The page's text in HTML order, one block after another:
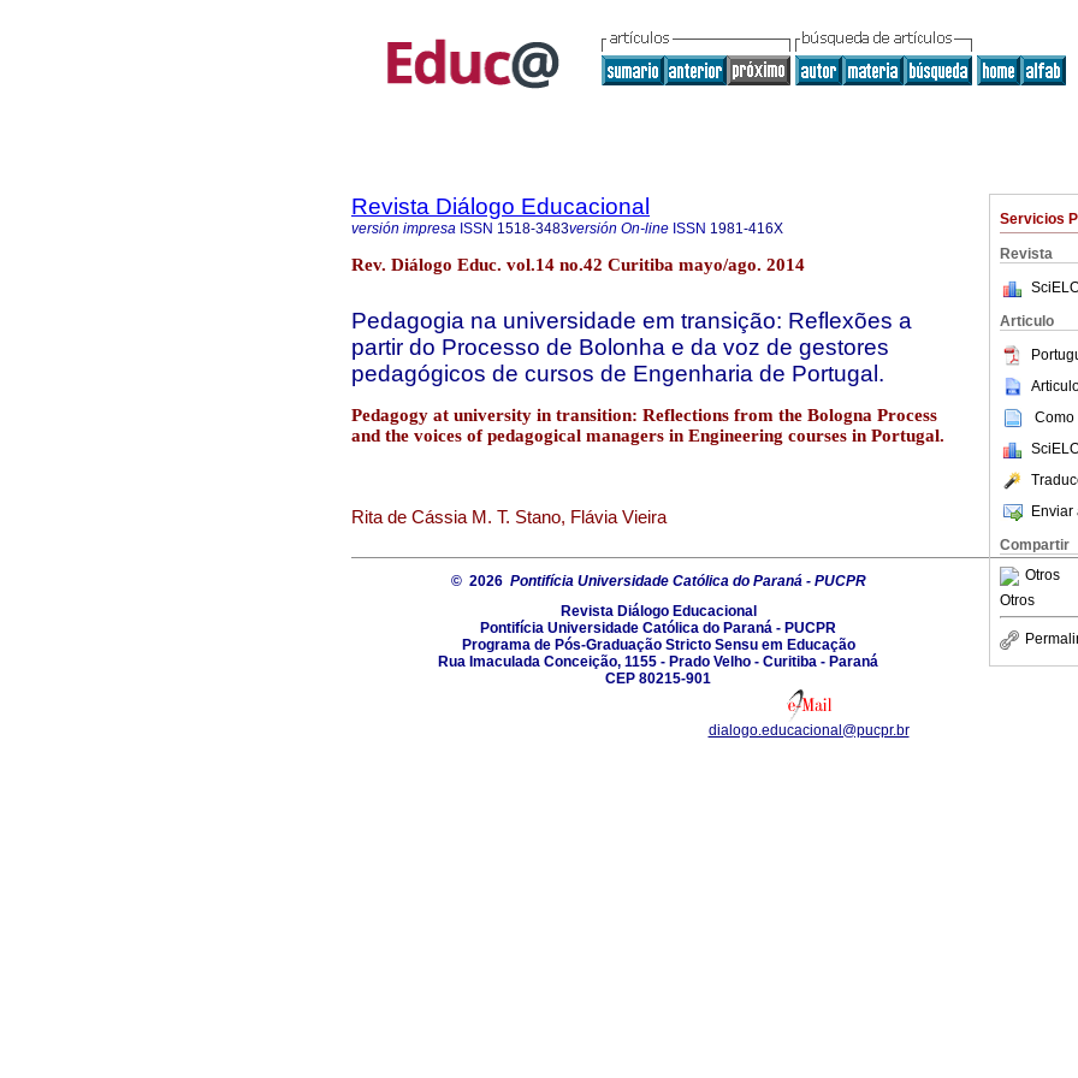
Servicios
Revista
Articulo
Como
Enviar
Compartir
Otros
Otros
Revista Diálogo Educacional
versión impresa ISSN 1518-3483versión On-line ISSN 1981-416X
Rev. Diálogo Educ. vol.14 no.42 Curitiba mayo/ago. 2014
Pedagogia na universidade em transição: Reflexões a
partir do Processo de Bolonha e da voz de gestores
pedagógicos de cursos de Engenharia de Portugal.
Pedagogy at university in transition: Reflections from the Bologna Process
and the voices of pedagogical managers in Engineering courses in Portugal.
Rita de Cássia M. T. Stano, Flávia Vieira
© 2026 Pontifícia Universidade Católica do Paraná - PUCPR
Revista Diálogo Educacional
Pontifícia Universidade Católica do Paraná - PUCPR
Programa de Pós-Graduação Stricto Sensu em Educação
Rua Imaculada Conceição, 1155 - Prado Velho - Curitiba - Paraná
CEP 80215-901
dialogo.educacional@pucpr.br